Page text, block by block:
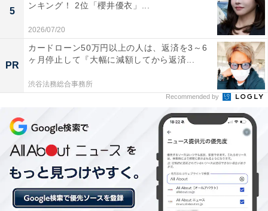
1位：舞鶴港とれとれセンター（舞鶴市）／59票
日本海側最大級の海鮮市場を併設する「舞鶴港とれとれ
センター」が1位に輝きました。年末年始は正月用のカ
ニや新巻鮭、カマボコなどを求める人々で熱気に包まれ
ます。市場で買った魚介をその場で焼いて食べられるス
タイルも大人気。冬の京都・丹後観光の拠点として、ま
5
ンキング！ 2位「櫻井優衣」...
2026/07/20
PR
カードローン50万円以上の人は、返済を3～6
ヶ月停止して『大幅に減額してから返済...
渋谷法務総合事務所
Recommended by